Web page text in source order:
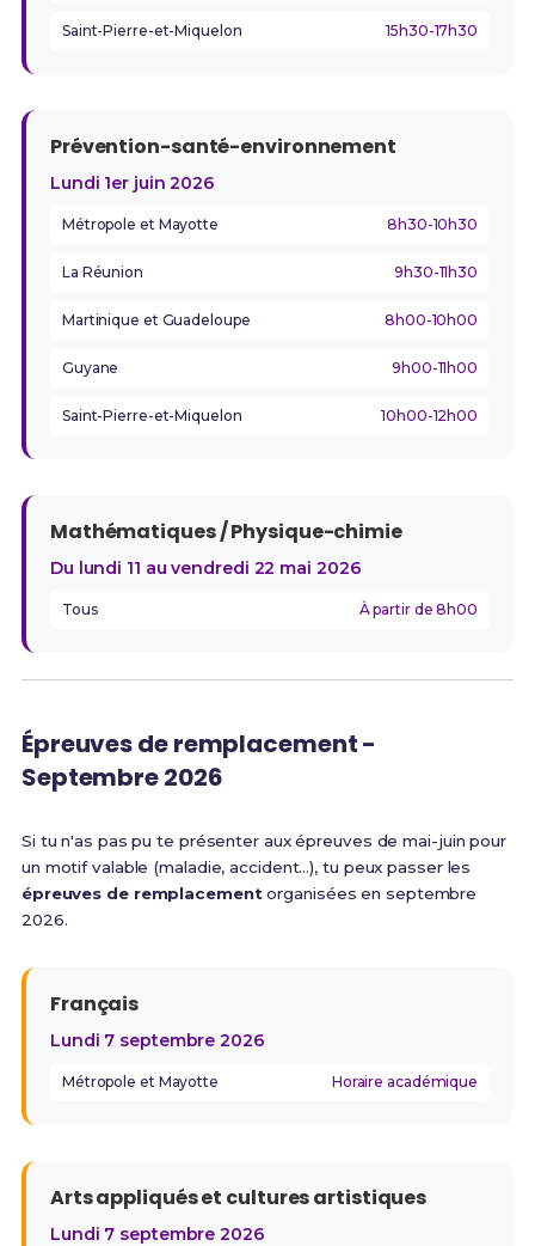
Saint-Pierre-et-Miquelon 15h30-17h30
Prévention-santé-environnement
Lundi 1er juin 2026
Métropole et Mayotte 8h30-10h30
La Réunion 9h30-11h30
Martinique et Guadeloupe 8h00-10h00
Guyane 9h00-11h00
Saint-Pierre-et-Miquelon 10h00-12h00
Mathématiques / Physique-chimie
Du lundi 11 au vendredi 22 mai 2026
Tous À partir de 8h00
Épreuves de remplacement -
Septembre 2026
Si tu n'as pas pu te présenter aux épreuves de mai-juin pour
un motif valable (maladie, accident…), tu peux passer les
épreuves de remplacement organisées en septembre
2026.
Français
Lundi 7 septembre 2026
Métropole et Mayotte Horaire académique
Arts appliqués et cultures artistiques
Lundi 7 septembre 2026